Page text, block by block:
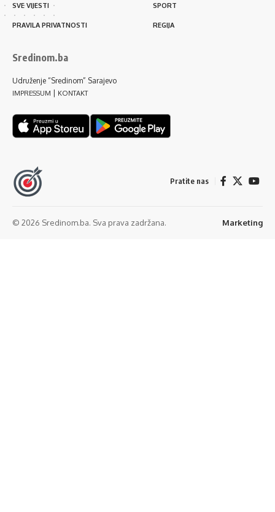
SVE VIJESTI
PRAVILA PRIVATNOSTI
SPORT
REGIJA
Sredinom.ba
Udruženje “Sredinom” Sarajevo
IMPRESSUM | KONTAKT
Pratite nas
© 2026 Sredinom.ba. Sva prava zadržana. Marketing